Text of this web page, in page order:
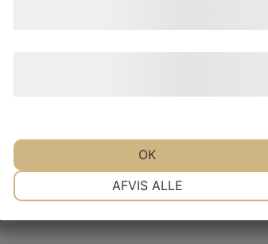
AFVIS ALLE
OK